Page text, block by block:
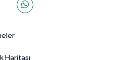
Haritası